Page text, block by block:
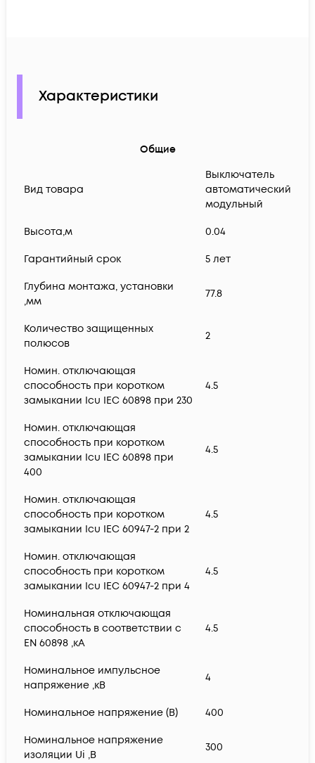
Характеристики
Общие
Вид товара
Выключатель
автоматический
модульный
Высота,м 0.04
Гарантийный срок 5 лет
Глубина монтажа, установки
,мм
77.8
Количество защищенных
полюсов
2
Номин. отключающая
способность при коротком
замыкании Icu IEC 60898 при 230
4.5
Номин. отключающая
способность при коротком
замыкании Icu IEC 60898 при
400
4.5
Номин. отключающая
способность при коротком
замыкании Icu IEC 60947-2 при 2
4.5
Номин. отключающая
способность при коротком
замыкании Icu IEC 60947-2 при 4
4.5
Номинальная отключающая
способность в соответствии с
EN 60898 ,кА
4.5
Номинальное импульсное
напряжение ,кВ
4
Номинальное напряжение (В) 400
Номинальное напряжение
изоляции Ui ,В
300